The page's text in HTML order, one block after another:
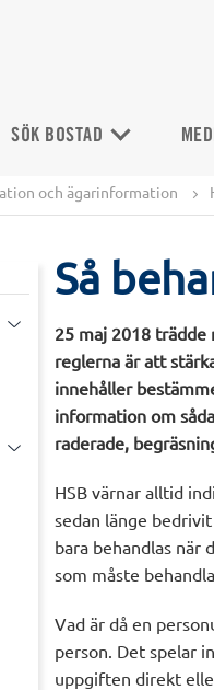
SÖK BOSTAD
och ägarinformation
Så
25 maj 2018 trädde
reglerna är att
innehåller
information om
raderade,
HSB värnar alltid
sedan länge
bara behandlas
som måste
Vad är då en
person. Det spelar
uppgiften direkt